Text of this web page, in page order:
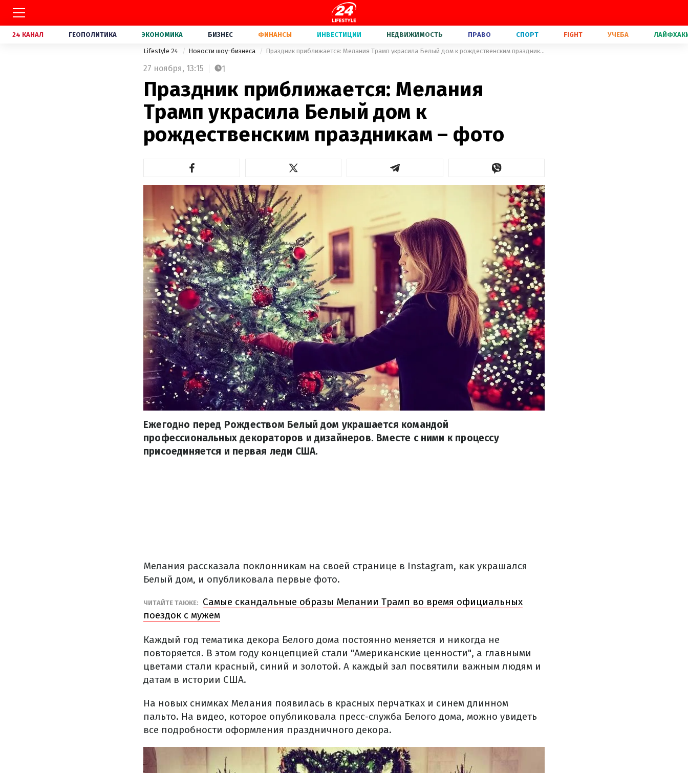
24 КАНАЛ ГЕОПОЛИТИКА ЭКОНОМИКА БИЗНЕС ФИНАНСЫ ИНВЕСТИЦИИ НЕДВИЖИМОСТЬ ПРАВО СПОРТ FIGHT УЧЕБА
Lifestyle 24 Новости шоу-бизнеса Праздник приближается: Мелания Трамп украсила Белый дом к рождественским праздникам – фото
27 ноября, 13:15 1
Праздник приближается: Мелания
Трамп украсила Белый дом к
рождественским праздникам – фото
Ежегодно перед Рождеством Белый дом украшается командой
профессиональных декораторов и дизайнеров. Вместе с ними к процессу
присоединяется и первая леди США.
Мелания рассказала поклонникам на своей странице в Instagram, как украшался
Белый дом, и опубликовала первые фото.
ЧИТАЙТЕ ТАКЖЕ:
Самые скандальные образы Мелании Трамп во время официальных
поездок с мужем
Каждый год тематика декора Белого дома постоянно меняется и никогда не
повторяется. В этом году концепцией стали "Американские ценности", а главными
цветами стали красный, синий и золотой. А каждый зал посвятили важным людям и
датам в истории США.
На новых снимках Мелания появилась в красных перчатках и синем длинном
пальто. На видео, которое опубликовала пресс-служба Белого дома, можно увидеть
все подробности оформления праздничного декора.